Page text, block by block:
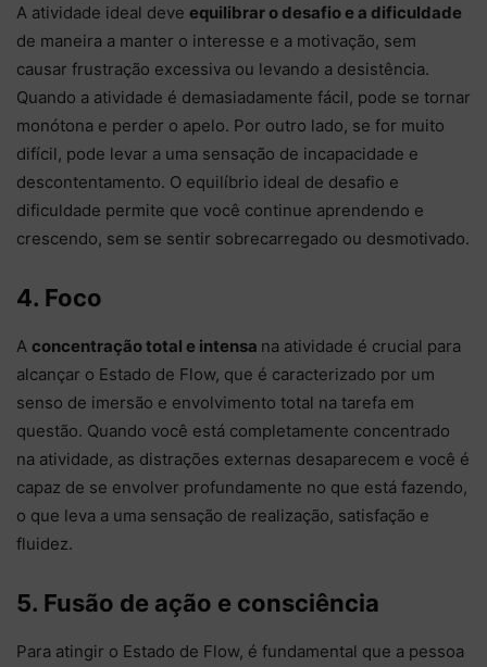
A atividade ideal deve equilibrar o desafio e a dificuldade
de maneira a manter o interesse e a motivação, sem
causar frustração excessiva ou levando a desistência.
Quando a atividade é demasiadamente fácil, pode se tornar
monótona e perder o apelo. Por outro lado, se for muito
difícil, pode levar a uma sensação de incapacidade e
descontentamento. O equilíbrio ideal de desafio e
dificuldade permite que você continue aprendendo e
crescendo, sem se sentir sobrecarregado ou desmotivado.
4. Foco
A concentração total e intensa na atividade é crucial para
alcançar o Estado de Flow, que é caracterizado por um
senso de imersão e envolvimento total na tarefa em
questão. Quando você está completamente concentrado
na atividade, as distrações externas desaparecem e você é
capaz de se envolver profundamente no que está fazendo,
o que leva a uma sensação de realização, satisfação e
fluidez.
5. Fusão de ação e consciência
Para atingir o Estado de Flow, é fundamental que a pessoa